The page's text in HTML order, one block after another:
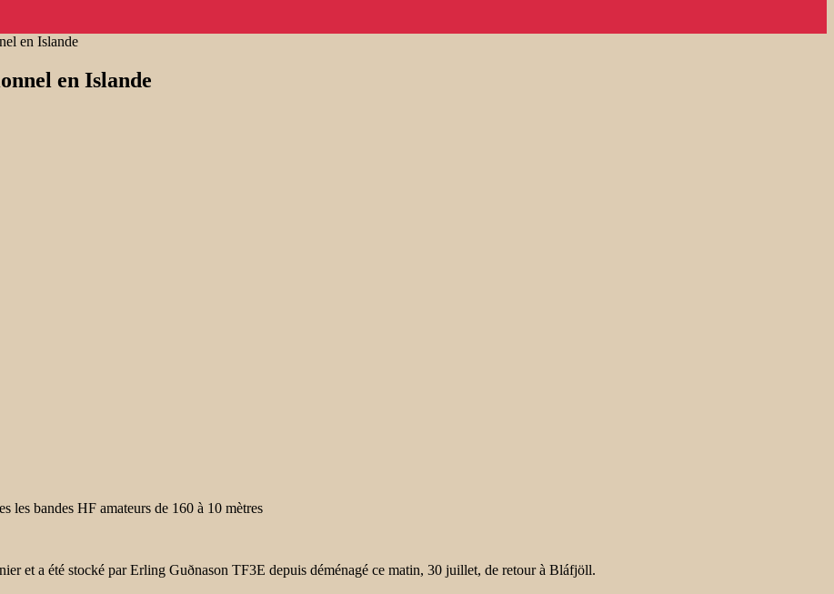
en Islande
en Islande
bandes HF amateurs de 160 à 10 mètres
et a été stocké par Erling Guðnason TF3E depuis déménagé ce matin, 30 juillet, de retour à Bláfjöll.